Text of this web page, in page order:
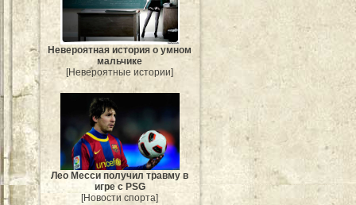
Невероятная история о умном
мальчике
[Невероятные истории]
Лео Месси получил травму в
игре с PSG
[Новости спорта]